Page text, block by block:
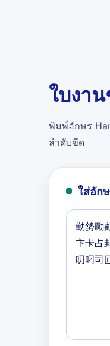
ใบงา
พิมพ์อักษร
ลำดับขีด
ใส่อัก